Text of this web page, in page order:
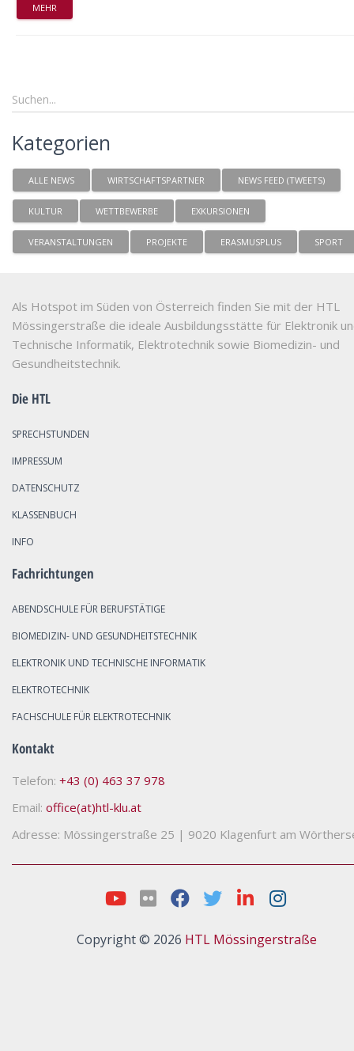
MEHR
Kategorien
ALLE NEWS WIRTSCHAFTSPARTNER NEWS FEED (TWEETS)
KULTUR WETTBEWERBE EXKURSIONEN
VERANSTALTUNGEN PROJEKTE ERASMUSPLUS SPORT
Als Hotspot im Süden von Österreich finden Sie mit der HTL
Mössingerstraße die ideale Ausbildungsstätte für Elektronik
Technische Informatik, Elektrotechnik sowie Biomedizin- und
Gesundheitstechnik.
Die HTL
SPRECHSTUNDEN
IMPRESSUM
DATENSCHUTZ
KLASSENBUCH
INFO
Fachrichtungen
ABENDSCHULE FÜR BERUFSTÄTIGE
BIOMEDIZIN- UND GESUNDHEITSTECHNIK
ELEKTRONIK UND TECHNISCHE INFORMATIK
ELEKTROTECHNIK
FACHSCHULE FÜR ELEKTROTECHNIK
Kontakt
Telefon: +43 (0) 463 37 978
Email: office(at)htl-klu.at
Adresse: Mössingerstraße 25 | 9020 Klagenfurt am
Copyright © 2026 HTL Mössingerstraße